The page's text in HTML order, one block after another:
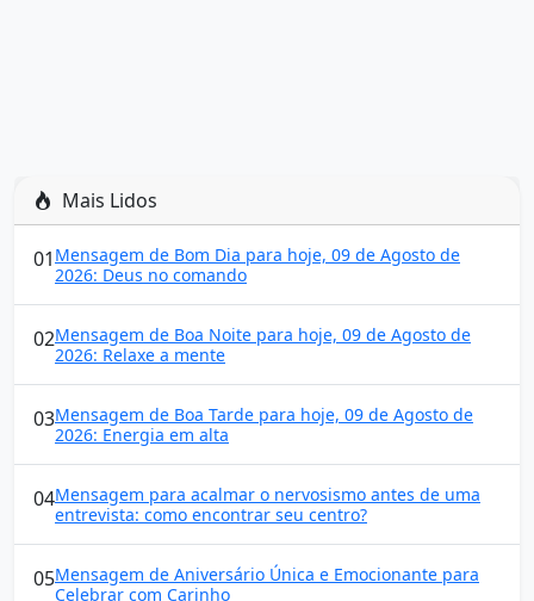
Mais Lidos
01 Mensagem de Bom Dia para hoje, 09 de Agosto de
2026: Deus no comando
02Mensagem de Boa Noite para hoje, 09 de Agosto de
2026: Relaxe a mente
03Mensagem de Boa Tarde para hoje, 09 de Agosto de
2026: Energia em alta
04Mensagem para acalmar o nervosismo antes de uma
entrevista: como encontrar seu centro?
05Mensagem de Aniversário Única e Emocionante para
Celebrar com Carinho